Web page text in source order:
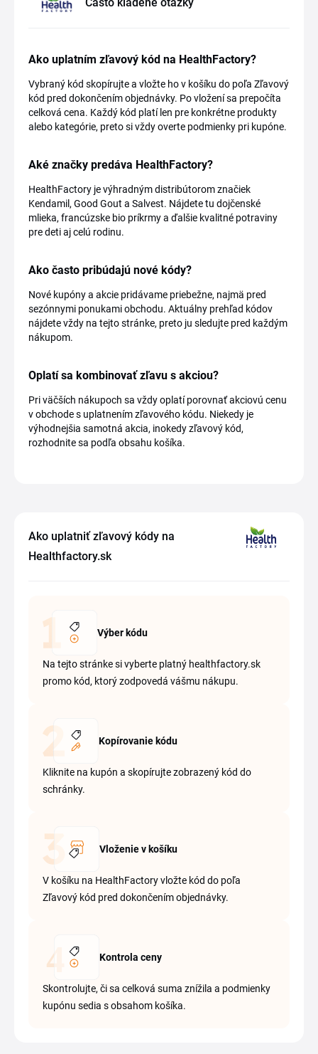
Často kladené otázky
Ako uplatním zľavový kód na HealthFactory?
Vybraný kód skopírujte a vložte ho v košíku do poľa Zľavový
kód pred dokončením objednávky. Po vložení sa prepočíta
celková cena. Každý kód platí len pre konkrétne produkty
alebo kategórie, preto si vždy overte podmienky pri kupóne.
Aké značky predáva HealthFactory?
HealthFactory je výhradným distribútorom značiek
Kendamil, Good Gout a Salvest. Nájdete tu dojčenské
mlieka, francúzske bio príkrmy a ďalšie kvalitné potraviny
pre deti aj celú rodinu.
Ako často pribúdajú nové kódy?
Nové kupóny a akcie pridávame priebežne, najmä pred
sezónnymi ponukami obchodu. Aktuálny prehľad kódov
nájdete vždy na tejto stránke, preto ju sledujte pred každým
nákupom.
Oplatí sa kombinovať zľavu s akciou?
Pri väčších nákupoch sa vždy oplatí porovnať akciovú cenu
v obchode s uplatnením zľavového kódu. Niekedy je
výhodnejšia samotná akcia, inokedy zľavový kód,
rozhodnite sa podľa obsahu košíka.
Ako uplatniť zľavový kódy na
Healthfactory.sk
Výber kódu
Na tejto stránke si vyberte platný healthfactory.sk
promo kód, ktorý zodpovedá vášmu nákupu.
Kopírovanie kódu
Kliknite na kupón a skopírujte zobrazený kód do
schránky.
Vloženie v košíku
V košíku na HealthFactory vložte kód do poľa
Zľavový kód pred dokončením objednávky.
Kontrola ceny
Skontrolujte, či sa celková suma znížila a podmienky
kupónu sedia s obsahom košíka.